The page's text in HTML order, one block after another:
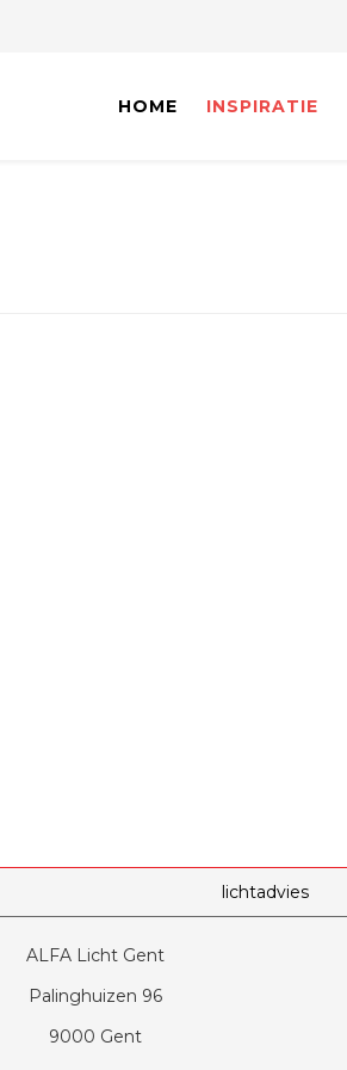
HOME INSPIRATIE
lichtadvies
ALFA Licht Gent
Palinghuizen 96
9000 Gent